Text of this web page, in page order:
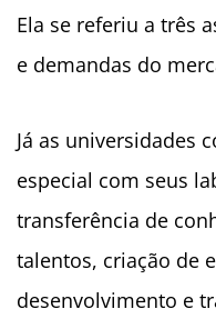
Ela se referiu a três
e demandas do
Já as universidades
especial com seus
transferência de
talentos, criação de
desenvolvimento e